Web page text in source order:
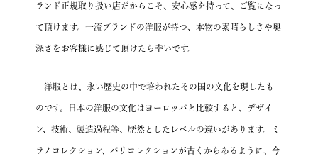
ランド正規取り扱い店だからこそ、安心感を持って、ご覧になっ
て頂けます。一流ブランドの洋服が持つ、本物の素晴らしさや奥
深さをお客様に感じて頂けたら幸いです。
洋服とは、永い歴史の中で培われたその国の文化を現したも
のです。 日本の洋服の文化はヨーロッパと比較すると、デザイ
ン、技術、製造過程等、歴然としたレベルの違いがあります。 ミ
ラノコレクション、パリコレクションが古くからあるように、今